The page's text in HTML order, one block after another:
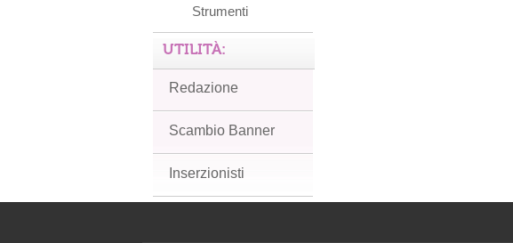
Strumenti
UTILITÀ:
Redazione
Scambio Banner
Inserzionisti